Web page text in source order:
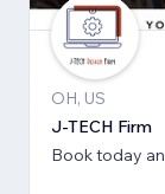
OH, US
J-TECH Firm
Book today